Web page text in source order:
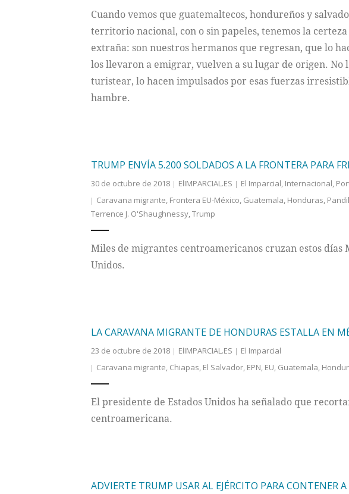
Cuando vemos que guatemaltecos, hondureños y
territorio nacional, con o sin papeles, tenemos la
extraña: son nuestros hermanos que regresan, que lo
los llevaron a emigrar, vuelven a su lugar de origen. No
turistear, lo hacen impulsados por esas fuerzas
hambre.
TRUMP ENVÍA 5.200 SOLDADOS A LA FRONTERA PARA
30 de octubre de 2018 ElIMPARCIAL.ES El Imparcial, Internacional,
Caravana migrante, Frontera EU-México, Guatemala, Honduras,
Terrence J. O'Shaughnessy,Trump
Miles de migrantes centroamericanos cruzan estos días
Unidos.
LA CARAVANA MIGRANTE DE HONDURAS ESTALLA EN
23 de octubre de 2018 ElIMPARCIAL.ES
El Imparcial
Caravana migrante, Chiapas, El Salvador, EPN, EU, Guatemala,
El presidente de Estados Unidos ha señalado que
centroamericana.
ADVIERTE TRUMP USAR AL EJÉRCITO PARA CONTENER